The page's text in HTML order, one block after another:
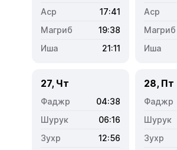
17:41
19:38
21:11
27, Чт
04:38
06:16
12:56
28, Пт